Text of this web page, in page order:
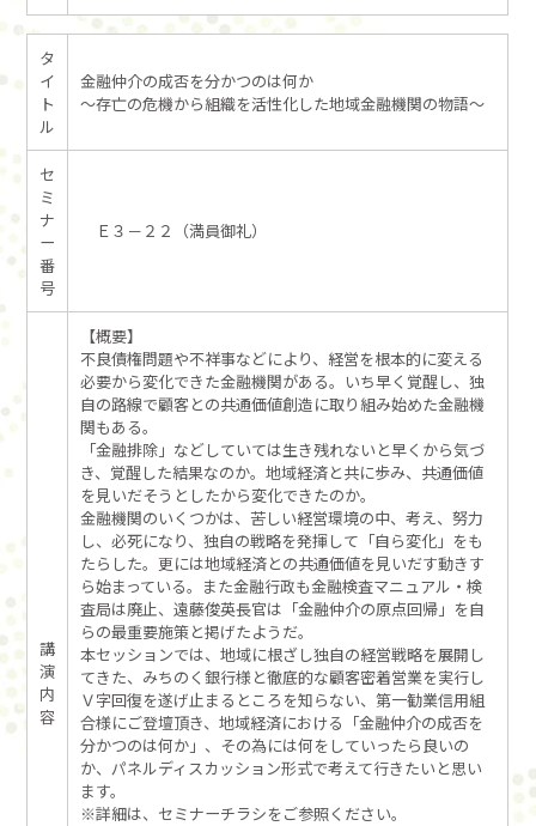
タ
イ
ト
ル
金融仲介の成否を分かつのは何か
～存亡の危機から組織を活性化した地域金融機関の物語～
セ
ミ
ナ
ー
番
号
Ｅ３－２２（満員御礼）
講
演
内
容
【概要】
不良債権問題や不祥事などにより、経営を根本的に変える
必要から変化できた金融機関がある。いち早く覚醒し、独
自の路線で顧客との共通価値創造に取り組み始めた金融機
関もある。
「金融排除」などしていては生き残れないと早くから気づ
き、覚醒した結果なのか。地域経済と共に歩み、共通価値
を見いだそうとしたから変化できたのか。
金融機関のいくつかは、苦しい経営環境の中、考え、努力
し、必死になり、独自の戦略を発揮して「自ら変化」をも
たらした。更には地域経済との共通価値を見いだす動きす
ら始まっている。また金融行政も金融検査マニュアル・検
査局は廃止、遠藤俊英長官は「金融仲介の原点回帰」を自
らの最重要施策と掲げたようだ。
本セッションでは、地域に根ざし独自の経営戦略を展開し
てきた、みちのく銀行様と徹底的な顧客密着営業を実行し
Ｖ字回復を遂げ止まるところを知らない、第一勧業信用組
合様にご登壇頂き、地域経済における「金融仲介の成否を
分かつのは何か」、その為には何をしていったら良いの
か、パネルディスカッション形式で考えて行きたいと思い
ます。
※詳細は、セミナーチラシをご参照ください。